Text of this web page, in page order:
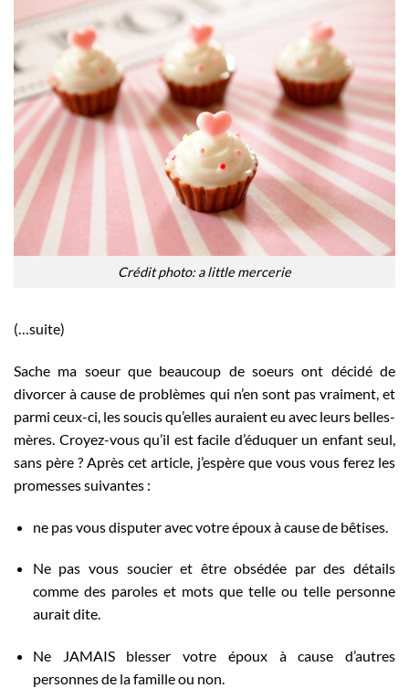
Crédit photo: a little mercerie
(…suite)
Sache ma soeur que beaucoup de soeurs ont décidé de
divorcer à cause de problèmes qui n’en sont pas vraiment, et
parmi ceux-ci, les soucis qu’elles auraient eu avec leurs belles-
mères. Croyez-vous qu’il est facile d’éduquer un enfant seul,
sans père ? Après cet article, j’espère que vous vous ferez les
promesses suivantes :
ne pas vous disputer avec votre époux à cause de bêtises.
Ne pas vous soucier et être obsédée par des détails
comme des paroles et mots que telle ou telle personne
aurait dite.
Ne JAMAIS blesser votre époux à cause d’autres
personnes de la famille ou non.